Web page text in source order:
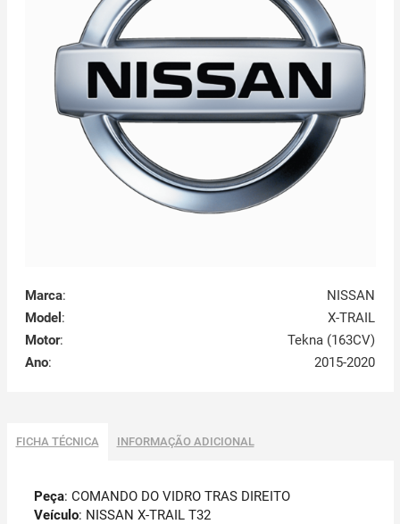
Marca:
NISSAN
Model :
X-TRAIL
Motor:
Tekna (163CV)
Ano: 2015-2020
FICHA TÉCNICA INFORMAÇÃO ADICIONAL
Peça: COMANDO DO VIDRO TRAS DIREITO
Veículo: NISSAN X-TRAIL T32